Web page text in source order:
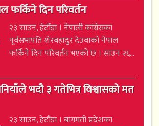
फर्किने दिन परिवर्तन
२३ साउन, हेटौंडा । नेपाली कांग्रेसका
पूर्वसभापति शेरबहादुर देउवाको नेपाल
फर्किने दिन परिवर्तन भएको छ । साउन २६...
भदौ ३ गतेभित्र विश्वासको मत
२३ साउन, हेटौंडा । बागमती प्रदेशका